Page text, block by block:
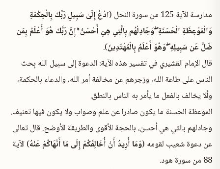
مدارسة الآية 125 من سورة النحل (
ادْعُ إِلَىٰ سَبِيلِ رَبِّكَ بِالْحِكْمَةِ
وَالْمَوْعِظَةِ الْحَسَنَةِ ۖ وَجَادِلْهُم بِالَّتِي هِيَ أَحْسَنُ ۚ إِنَّ رَبَّكَ هُوَ أَعْلَمُ بِمَن
ضَلَّ عَن سَبِيلِهِ ۖ وَهُوَ أَعْلَمُ بِالْمُهْتَدِينَ).
قال الإمام القشيري في تفسير هذه الآية: الدعوة إلى سبيل الله بِحث
الناس على طاعة الله، وزجرهم عن مخالفة أمر الله، والدعاء بالحكمة،
وألا يخالف بالفعل ما يأمر به الناس بالنطق.
الموعظة الحسنة ما يكون صادرا عن علم وصواب ولا يكون فيها تعنيف.
وجادلهم بالتي هي أحسن، بالحجة الأقوى والطريقة الأوضح. قال تعالى
عن دعوة شعيب لقومه (وَمَا أُرِيدُ أَنْ أُخَالِفَكُمْ إِلَى مَا أَنْهَاكُمْ عَنْهُ) الآية
88 من سورة هود.